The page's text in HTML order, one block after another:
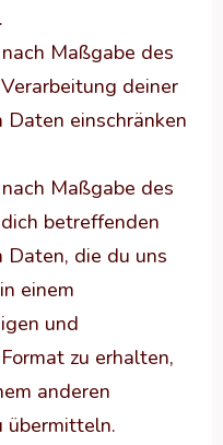
Maßgabe des
deiner
Daten einschränken
Maßgabe des
betreffenden
Daten, die du uns
einem
und
zu erhalten,
anderen
übermitteln.